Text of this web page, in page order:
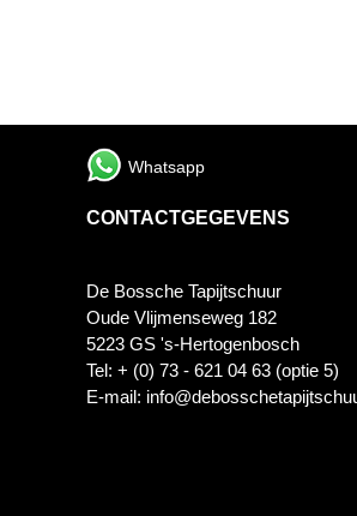
Whatsapp
CONTACTGEGEVENS
De Bossche Tapijtschuur
Oude Vlijmenseweg 182
5223 GS 's-Hertogenbosch
Tel: + (0) 73 - 621 04 63 (optie 5)
E-mail: